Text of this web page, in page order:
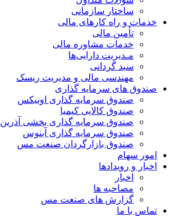
ساختار سازمانی
خدمات و راه کارهای مالی
تأمین مالی
خدمات مشاوره مالی
مـدیریت دارایی‌ها
سبد گردانی
مهندسی مالی و مدیریت ریسک
صندوق های سرمایه گذاری
صندوق سرمایه گذاری اونیکس
صندوق کالایی کیمیا
صندوق سرمایه گذاری بخشی آذرین
صندوق سرمایه گذاری آبنوس
صندوق بازارگردان صنعت مس
امور سهام
اخبار و رویدادها
اخبار
مصاحبه ها
گزارش های صنعت مس
تماس با ما